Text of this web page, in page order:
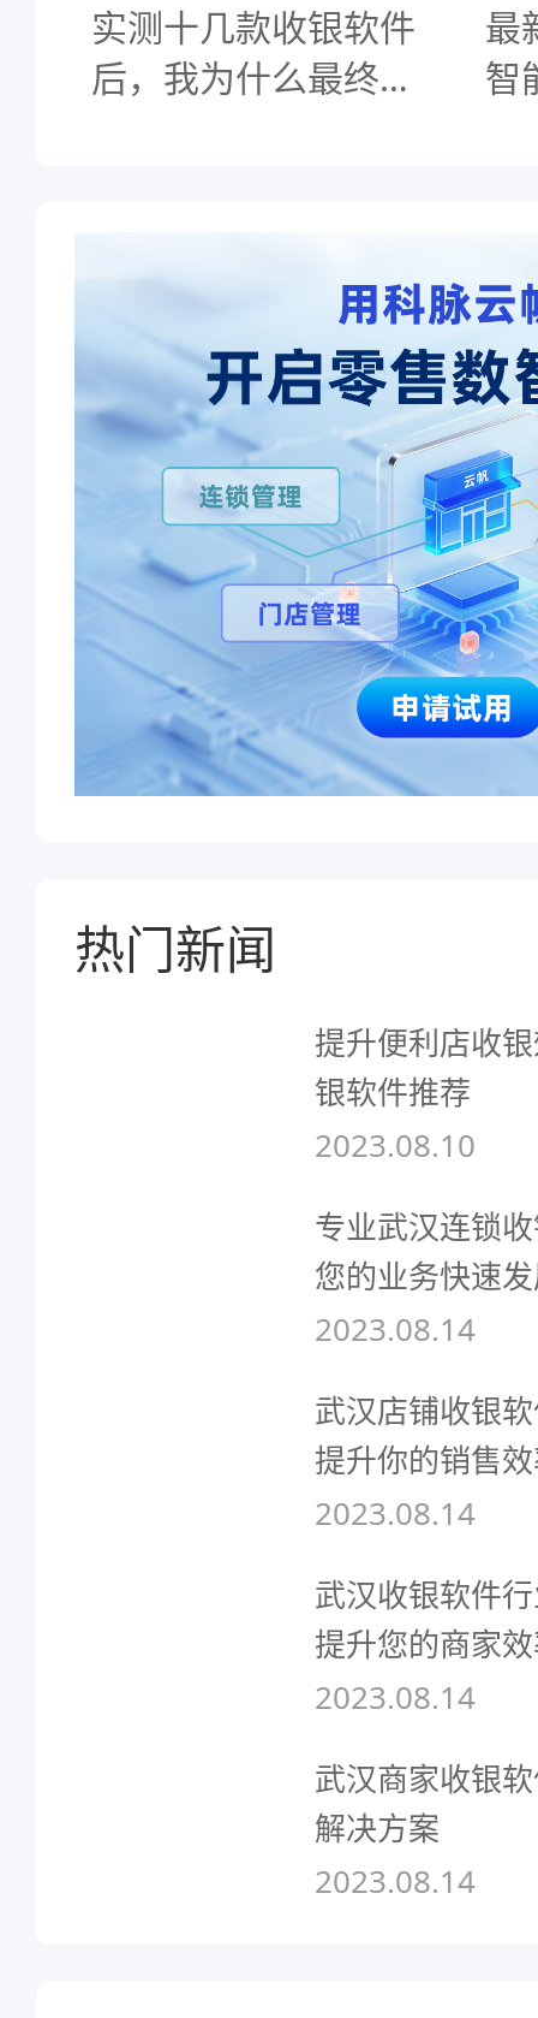
实测十几款收银软件
后，我为什么最终选
最
智
热门新闻
提升便利店收
银软件推荐
2023.08.10
专业武汉连锁
您的业务快速
2023.08.14
武汉店铺收银
提升你的销售
2023.08.14
武汉收银软件
提升您的商家
2023.08.14
武汉商家收银
解决方案
2023.08.14